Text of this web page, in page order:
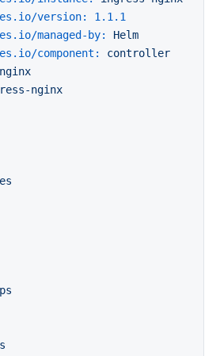
version:
1.1 .1
managed-by:
Helm
component:
controller
nginx